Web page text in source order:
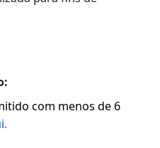
da sua propriedade,
do proprietário ou de
para fins de